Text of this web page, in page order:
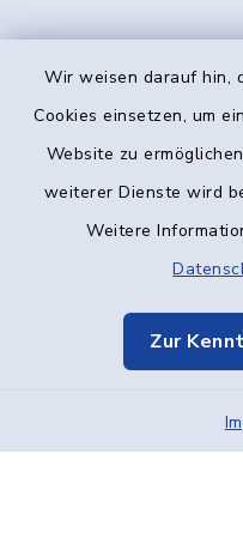
Wir weisen darauf hin,
Cookies einsetzen, um
Website zu
weiterer Dienste wird
Weitere
Zur